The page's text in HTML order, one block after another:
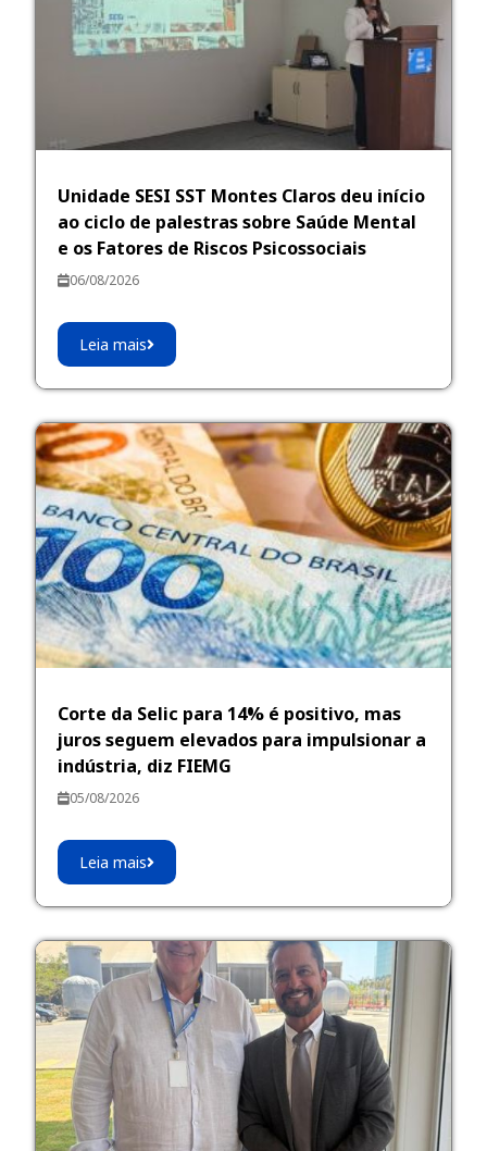
Unidade SESI SST Montes Claros deu início
ao ciclo de palestras sobre Saúde Mental
e os Fatores de Riscos Psicossociais
06/08/2026
Leia mais
Corte da Selic para 14% é positivo, mas
juros seguem elevados para impulsionar a
indústria, diz FIEMG
05/08/2026
Leia mais